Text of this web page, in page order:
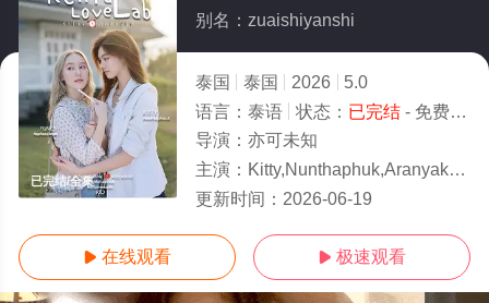
已完结/全集
别名：zuaishiyanshi
泰国 泰国 2026
5.0
语言： 泰语 状态： 已完结- 免费在线观看
导演： 亦可未知
主演： Kitty,Nunthaphuk,Aranyakasemsuk,饰,Claire,Punch,Naphass
更新时间： 2026-06-19
 在线观看  极速观看